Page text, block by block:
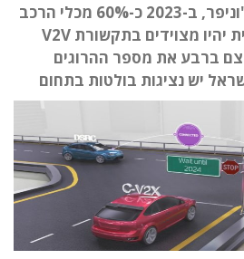
על פי מחקר של מכון ג'וניפר, ב-2023 כ-60% מכלי הרכב
החדשים בארצות הברית יהיו מצוידים בתקשורת V2V
ברבע את מספר ההרוגים
יש נציגות בולטות בתחום